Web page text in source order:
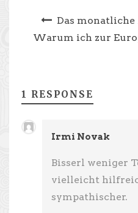
Das
Warum ich zur
1 RESPONSE
Irmi Novak
Bisserl weniger
vielleicht
sympathischer.